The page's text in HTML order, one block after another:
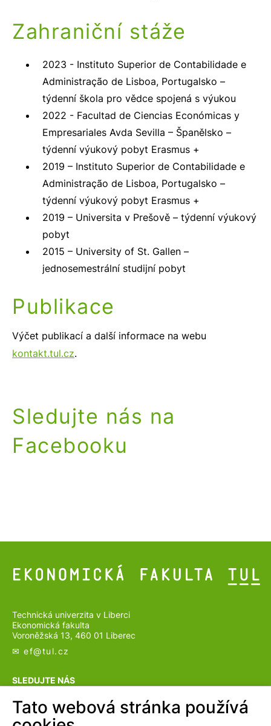
Zahraniční stáže
2023 - Instituto Superior de Contabilidade e
Administração de Lisboa, Portugalsko –
týdenní škola pro vědce spojená s výukou
2022 - Facultad de Ciencias Económicas y
Empresariales Avda Sevilla – Španělsko –
týdenní výukový pobyt Erasmus +
2019 – Instituto Superior de Contabilidade e
Administração de Lisboa, Portugalsko –
týdenní výukový pobyt Erasmus +
2019 – Universita v Prešově – týdenní výukový
pobyt
2015 – University of St. Gallen –
jednosemestrální studijní pobyt
Publikace
Výčet publikací a další informace na webu
kontakt.tul.cz.
Sledujte nás na
Facebooku
Technická univerzita v Liberci
Ekonomická fakulta
Voroněžská 13, 460 01 Liberec
✉ ef@tul.cz
SLEDUJTE NÁS
Tato webová stránka používá